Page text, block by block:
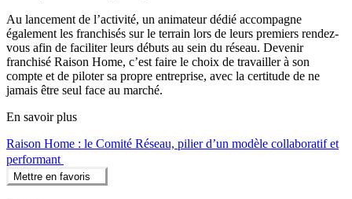
Au lancement de l’activité, un animateur dédié accompagne
également les franchisés sur le terrain lors de leurs premiers rendez-
vous afin de faciliter leurs débuts au sein du réseau. Devenir
franchisé Raison Home, c’est faire le choix de travailler à son
compte et de piloter sa propre entreprise, avec la certitude de ne
jamais être seul face au marché.
En savoir plus
Raison Home : le Comité Réseau, pilier d’un modèle collaboratif et
performant
Mettre en favoris